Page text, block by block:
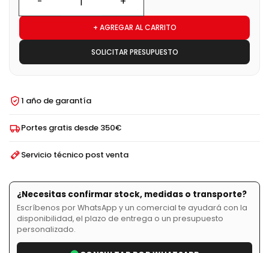
+ AGREGAR AL CARRITO
SOLICITAR PRESUPUESTO
1 año de garantía
Portes gratis desde 350€
Servicio técnico post venta
¿Necesitas confirmar stock, medidas o transporte?
Escríbenos por WhatsApp y un comercial te ayudará con la
disponibilidad, el plazo de entrega o un presupuesto
personalizado.